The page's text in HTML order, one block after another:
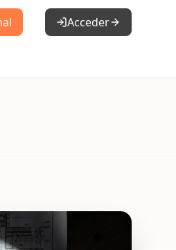
Acceder